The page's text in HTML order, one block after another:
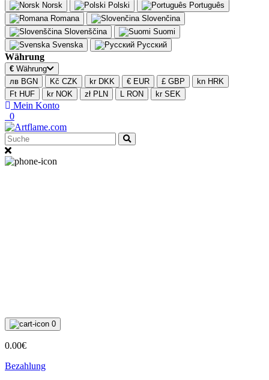
Norsk
Polski
Português
Romana
Slovenčina
Slovenščina
Suomi
Svenska
Русский
Währung
€ Währung
лв BGN
Kč CZK kr DKK € EUR £ GBP
kn HRK
Ft HUF
kr NOK zł PLN L RON kr SEK
Mein Konto
0
0
0.00€
Bezahlung